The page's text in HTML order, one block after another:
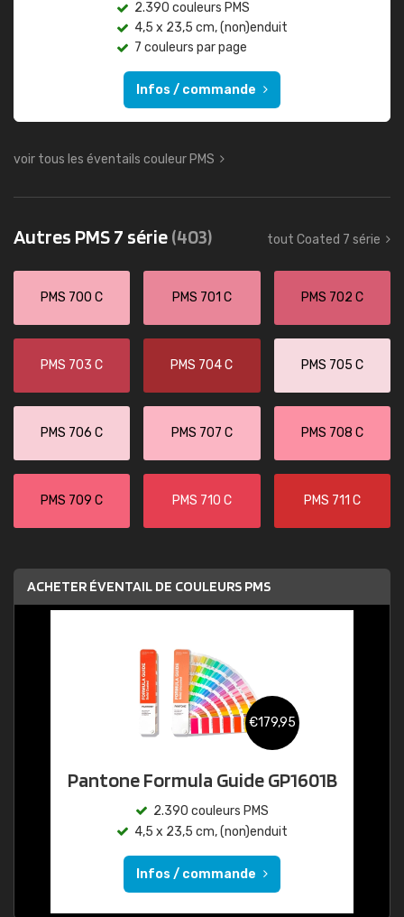
2.390 couleurs PMS
4,5 x 23,5 cm, (non)enduit
7 couleurs par page
Infos / commande
voir tous les éventails couleur PMS
Autres PMS 7 série(403) tout Coated 7 série
PMS 700 C PMS 701 C PMS 702 C
PMS 703 C PMS 704 C PMS 705 C
PMS 706 C PMS 707 C PMS 708 C
PMS 709 C PMS 710 C PMS 711 C
ACHETER ÉVENTAIL DE COULEURS PMS
€179,95
Pantone Formula Guide GP1601B
2.390 couleurs PMS
4,5 x 23,5 cm, (non)enduit
Infos / commande